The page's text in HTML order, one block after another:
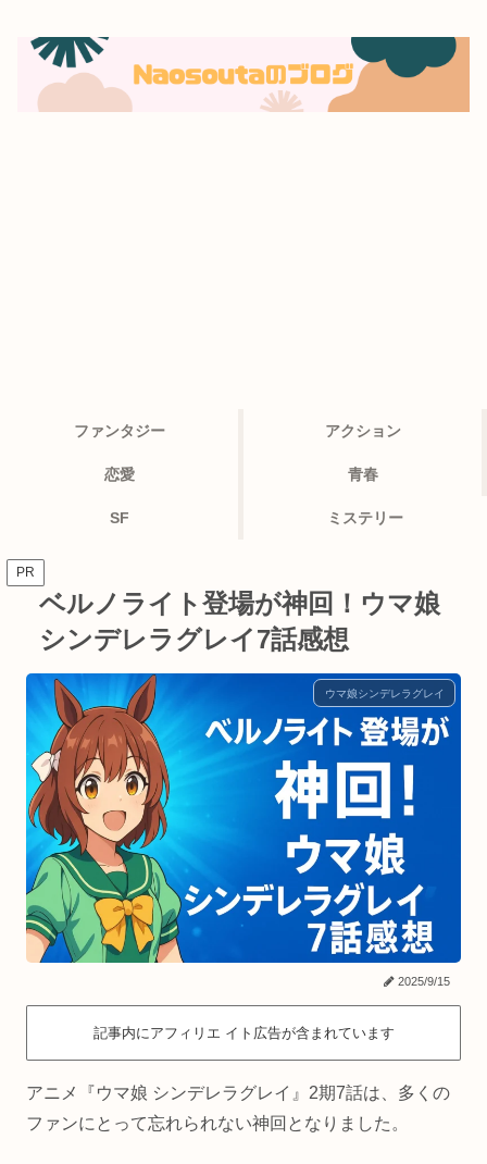
ファンタジー アクション
恋愛 青春
SF ミステリー
PR
ベルノライト登場が神回！ウマ娘
シンデレラグレイ7話感想
ウマ娘シンデレラグレイ
2025/9/15
記事内にアフィリエ イト広告が含まれています
アニメ『ウマ娘 シンデレラグレイ』2期7話は、多くの
ファンにとって忘れられない神回となりました。